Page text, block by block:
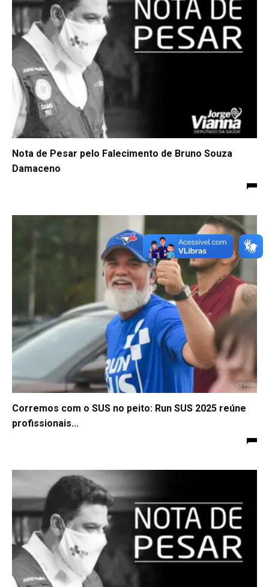
Nota de Pesar pelo Falecimento de Bruno Souza
Damaceno
Corremos com o SUS no peito: Run SUS 2025 reúne
profissionais...